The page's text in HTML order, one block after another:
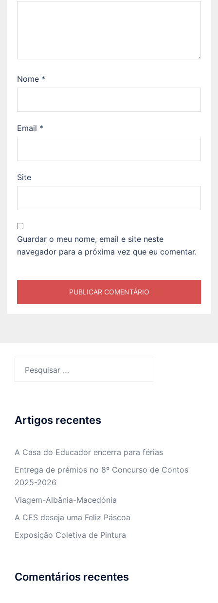
Nome *
Email *
Site
Guardar o meu nome, email e site neste
navegador para a próxima vez que eu comentar.
por:
Artigos recentes
A Casa do Educador encerra para férias
Entrega de prémios no 8º Concurso de Contos
2025-2026
Viagem-Albânia-Macedónia
A CES deseja uma Feliz Páscoa
Exposição Coletiva de Pintura
Comentários recentes